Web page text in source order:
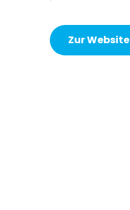
Zur Website